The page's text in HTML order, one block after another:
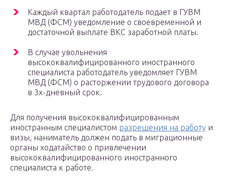
Каждый квартал работодатель подает в ГУВМ
МВД (ФСМ) уведомление о своевременной и
достаточной выплате ВКС заработной платы.
В случае увольнения
высококвалифицированного иностранного
специалиста работодатель уведомляет ГУВМ
МВД (ФСМ) о расторжении трудового договора
в 3х-дневный срок.
Для получения высококвалифицированным
иностранным специалистом разрешения на работу и
визы, наниматель должен подать в миграционные
органы ходатайство о привлечении
высококвалифицированного иностранного
специалиста к работе.